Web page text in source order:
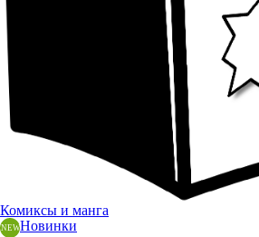
Комиксы и манга
Новинки